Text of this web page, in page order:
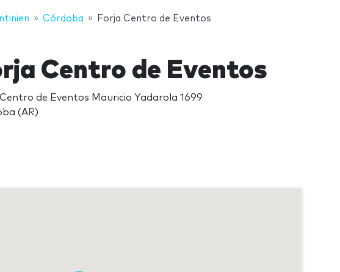
Córdoba Forja Centro de Eventos
Centro de Eventos
de Eventos Mauricio Yadarola 1699
(AR)